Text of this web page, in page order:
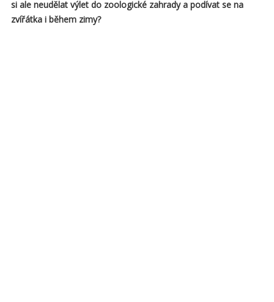
si ale neudělat výlet do zoologické zahrady a podívat se na
zvířátka i během zimy?